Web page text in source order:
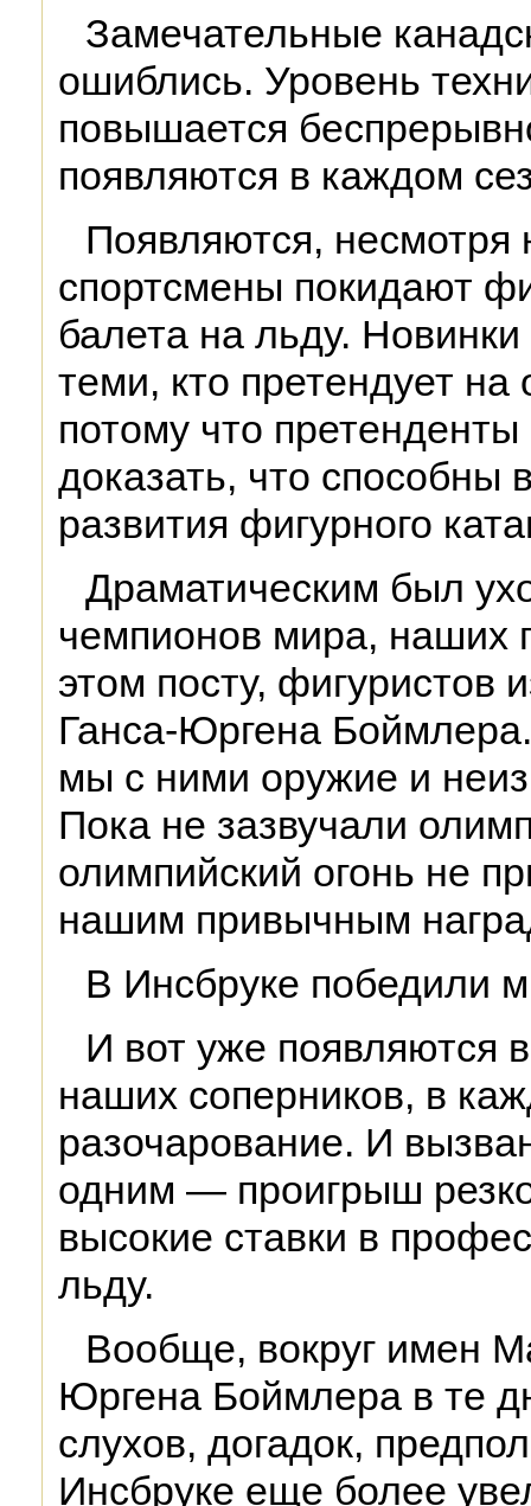
Замечательные
ошиблись. Уровень
повышается
появляются в каждом
Появляются, несмотря
спортсмены покидают
балета на льду.
теми, кто претендует
потому что
доказать, что способны
развития фигурного
Драматическим был
чемпионов мира, наших
этом посту,
Ганса-Юргена
мы с ними оружие и
Пока не зазвучали
олимпийский огонь не
нашим привычным
В Инсбруке победили
И вот уже появляются
наших соперников, в
разочарование. И
одним — проигрыш
высокие ставки в
льду.
Вообще, вокруг имен
Юргена Боймлера в те
слухов, догадок,
Инсбруке еще более